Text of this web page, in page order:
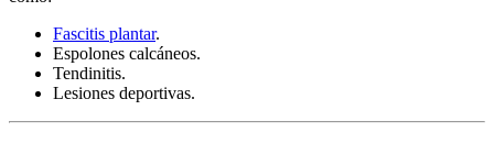
Fascitis plantar.
Espolones calcáneos.
Tendinitis.
Lesiones deportivas.